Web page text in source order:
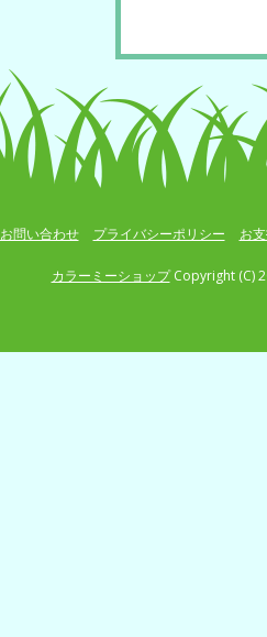
お問い合わせ プライバシーポリシー お
カラーミーショップCopyright (C)